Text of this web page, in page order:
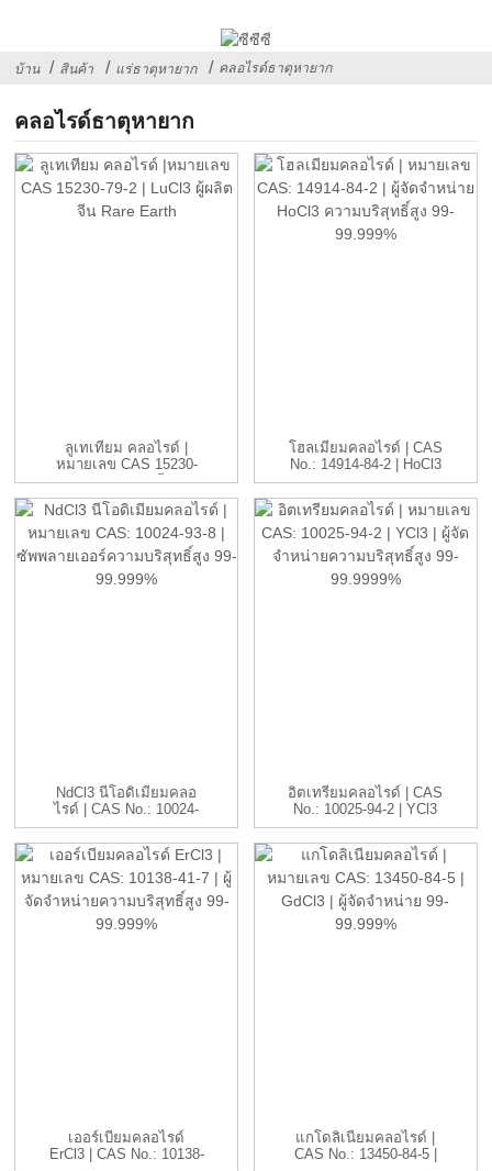
บ้าน สินค้า แร่ธาตุหายาก คลอไรด์ธาตุหายาก
คลอไรด์ธาตุหายาก
ลูเทเทียม คลอไรด์ |
หมายเลข CAS 15230-
79-2 | LuCl3 ซี...
โฮลเมียมคลอไรด์ | CAS
No.: 14914-84-2 | HoCl3
...
NdCl3 นีโอดิเมียมคลอ
ไรด์ | CAS No.: 10024-
93-8 ...
อิตเทรียมคลอไรด์ | CAS
No.: 10025-94-2 | YCl3
...
เออร์เบียมคลอไรด์
ErCl3 | CAS No.: 10138-
แกโดลิเนียมคลอไรด์ |
CAS No.: 13450-84-5 |